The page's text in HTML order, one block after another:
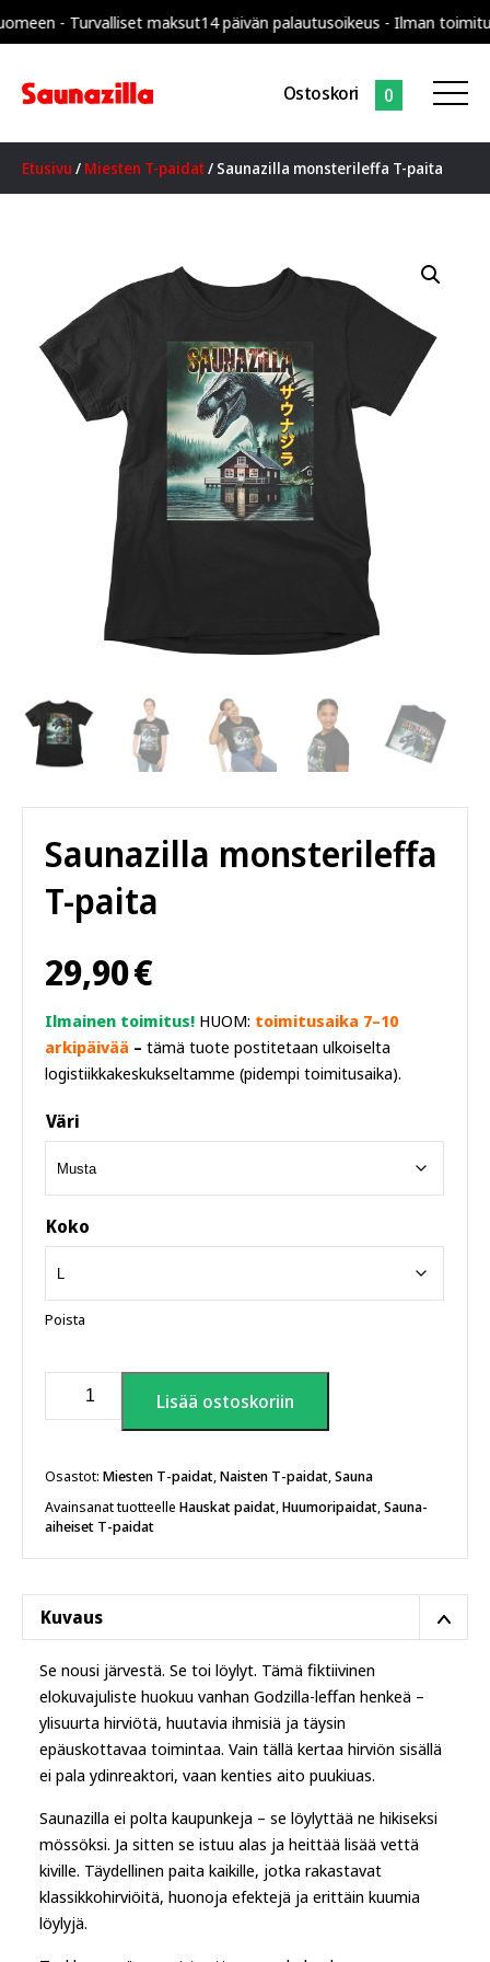
- Turvalliset maksut14 päivän palautusoikeus - Ilman
Ostoskori 0
Etusivu / Miesten T-paidat/ Saunazilla monsterileffa T-paita
Saunazilla monsterileffa
T-paita
29,90€
Ilmainen toimitus! HUOM: toimitusaika 7–10
arkipäivää – tämä tuote postitetaan ulkoiselta
logistiikkakeskukseltamme (pidempi toimitusaika).
Väri
Koko
Poista
Saunazilla
monsterileffa
määrä
Lisää ostoskoriin
Osastot: Miesten T-paidat,Naisten T-paidat,Sauna
Avainsanat tuotteelle Hauskat paidat,Huumoripaidat,Sauna-
aiheiset T-paidat
Kuvaus
Se nousi järvestä. Se toi löylyt. Tämä fiktiivinen
elokuvajuliste huokuu vanhan Godzilla-leffan henkeä –
ylisuurta hirviötä, huutavia ihmisiä ja täysin
epäuskottavaa toimintaa. Vain tällä kertaa hirviön sisällä
ei pala ydinreaktori, vaan kenties aito puukiuas.
Saunazilla ei polta kaupunkeja – se löylyttää ne hikiseksi
mössöksi. Ja sitten se istuu alas ja heittää lisää vettä
kiville. Täydellinen paita kaikille, jotka rakastavat
klassikkohirviöitä, huonoja efektejä ja erittäin kuumia
löylyjä.